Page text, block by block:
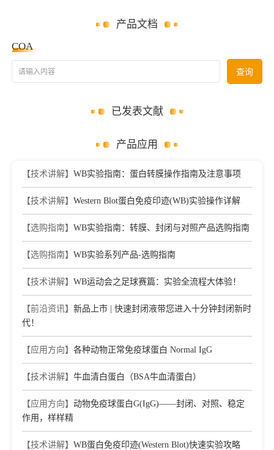
产品文档
COA
请输入内容 查询
已发表文献
产品应用
【技术讲解】 WB实验指南：蛋白转膜操作指南及注意事项
【技术讲解】 Western Blot蛋白免疫印迹(WB)实验操作详解
【选购指南】 WB实验指南：转膜、封闭与对照产品选购指南
【选购指南】 WB实验系列产品-选购指南
【技术讲解】 WB运动会之足球赛篇：实验全流程大体验！
【前沿资讯】 新品上市 | 快速封闭液带您进入十分钟封闭新时
代！
【应用方向】 各种动物正常免疫球蛋白 Normal IgG
【技术讲解】 牛血清白蛋白（BSA牛血清蛋白）
【应用方向】 动物免疫球蛋白G(IgG)——封闭、对照、稳定
作用，样样精
【技术讲解】 WB蛋白免疫印迹(Western Blot)快速实验攻略